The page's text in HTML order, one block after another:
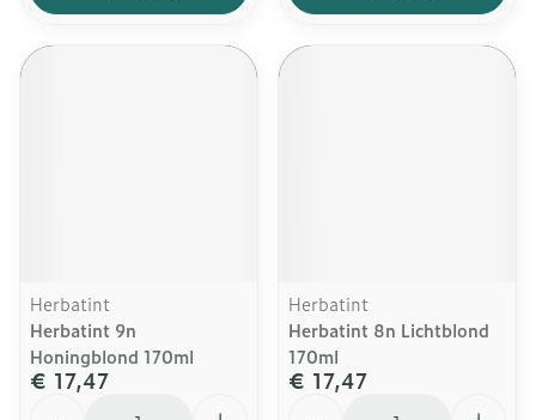
Herbatint
Herbatint 9n
Honingblond 170ml
€ 17,47
Herbatint
Herbatint 8n Lichtblond
170ml
€ 17,47